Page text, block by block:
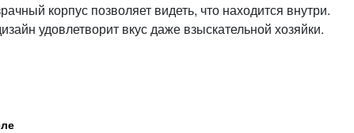
корпус позволяет видеть, что находится внутри.
удовлетворит вкус даже взыскательной хозяйки.